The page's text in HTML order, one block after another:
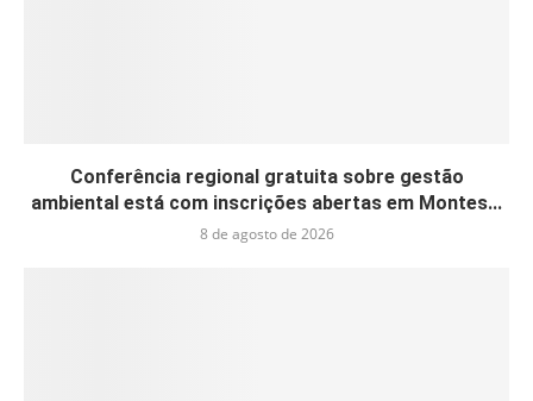
Conferência regional gratuita sobre gestão
ambiental está com inscrições abertas em Montes...
8 de agosto de 2026